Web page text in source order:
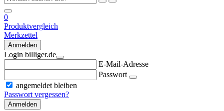
0
Produktvergleich
Merkzettel
Anmelden
Login billiger.de
E-Mail-Adresse
Passwort
angemeldet bleiben
Passwort vergessen?
Anmelden